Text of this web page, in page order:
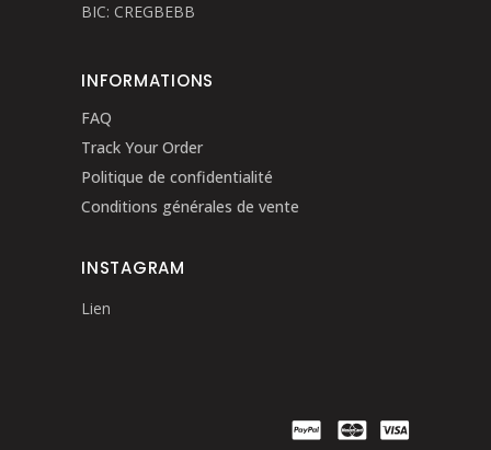
BIC: CREGBEBB
INFORMATIONS
FAQ
Track Your Order
Politique de confidentialité
Conditions générales de vente
INSTAGRAM
Lien